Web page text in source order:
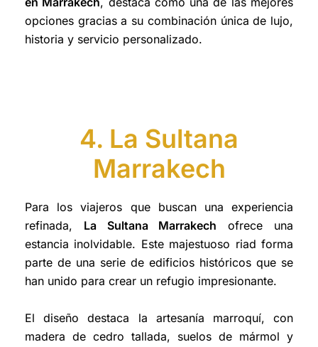
opciones gracias a su combinación única de lujo,
historia y servicio personalizado.
4. La Sultana
Marrakech
Para los viajeros que buscan una experiencia
refinada, La Sultana Marrakech ofrece una
estancia inolvidable. Este majestuoso riad forma
parte de una serie de edificios históricos que se
han unido para crear un refugio impresionante.
El diseño destaca la artesanía marroquí, con
madera de cedro tallada, suelos de mármol y